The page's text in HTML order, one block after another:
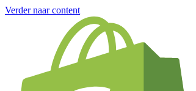
Verder naar content